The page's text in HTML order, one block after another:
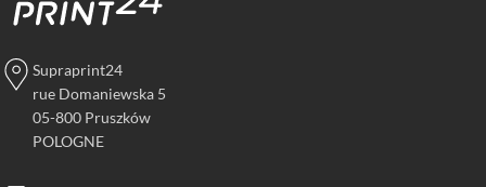
Supraprint24
rue Domaniewska 5
05-800 Pruszków
POLOGNE